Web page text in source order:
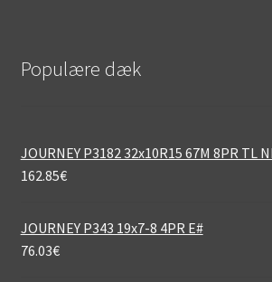
Populære dæk
JOURNEY P3182 32x10R15 67M 8PR TL
162.85€
JOURNEY P343 19x7-8 4PR E#
76.03€